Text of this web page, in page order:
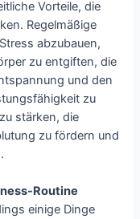
Vorteile, die
Regelmäßige
abzubauen,
zu entgiften, die
und den
zu
stärken, die
zu fördern und
Routine
einige Dinge